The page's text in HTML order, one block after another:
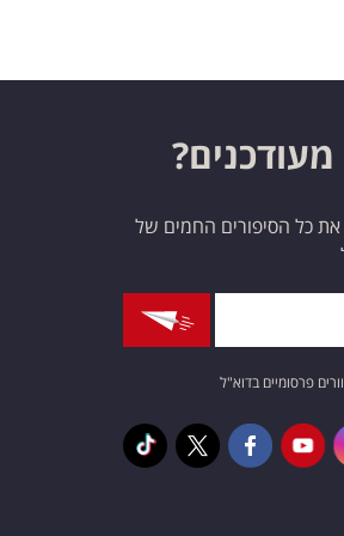
את כל הסיפורים החמים של
פרסומיים בדוא"ל